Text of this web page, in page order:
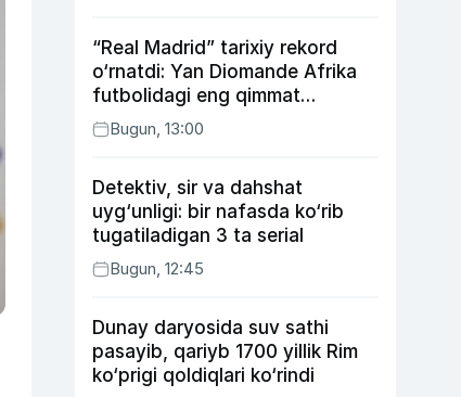
“Real Madrid” tarixiy rekord
o‘rnatdi: Yan Diomande Afrika
futbolidagi eng qimmat
transferga aylandi
Bugun, 13:00
Detektiv, sir va dahshat
uyg‘unligi: bir nafasda ko‘rib
tugatiladigan 3 ta serial
Bugun, 12:45
Dunay daryosida suv sathi
pasayib, qariyb 1700 yillik Rim
ko‘prigi qoldiqlari ko‘rindi